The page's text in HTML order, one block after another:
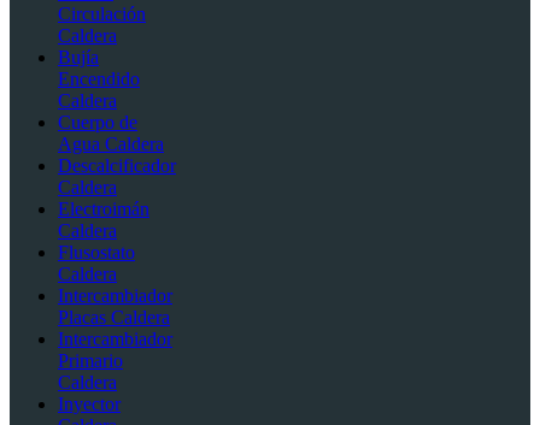
Circulación
Caldera
Bujía
Encendido
Caldera
Cuerpo de
Agua Caldera
Descalcificador
Caldera
Electroimán
Caldera
Flusostato
Caldera
Intercambiador
Placas Caldera
Intercambiador
Primario
Caldera
Inyector